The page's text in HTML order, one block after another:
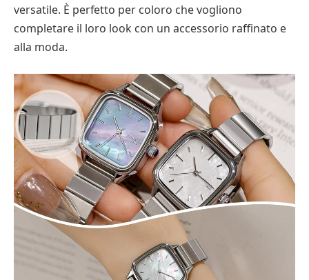
versatile. È perfetto per coloro che vogliono
completare il loro look con un accessorio raffinato e
alla moda.